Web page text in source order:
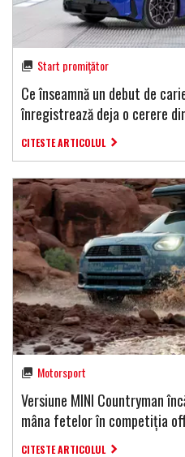
Start promițător
Ce înseamnă un debut de
înregistrează deja o cerere
CITESTE ARTICOLUL
Motorsport
Versiune MINI Countryman
mâna fetelor în competiția
CITESTE ARTICOLUL